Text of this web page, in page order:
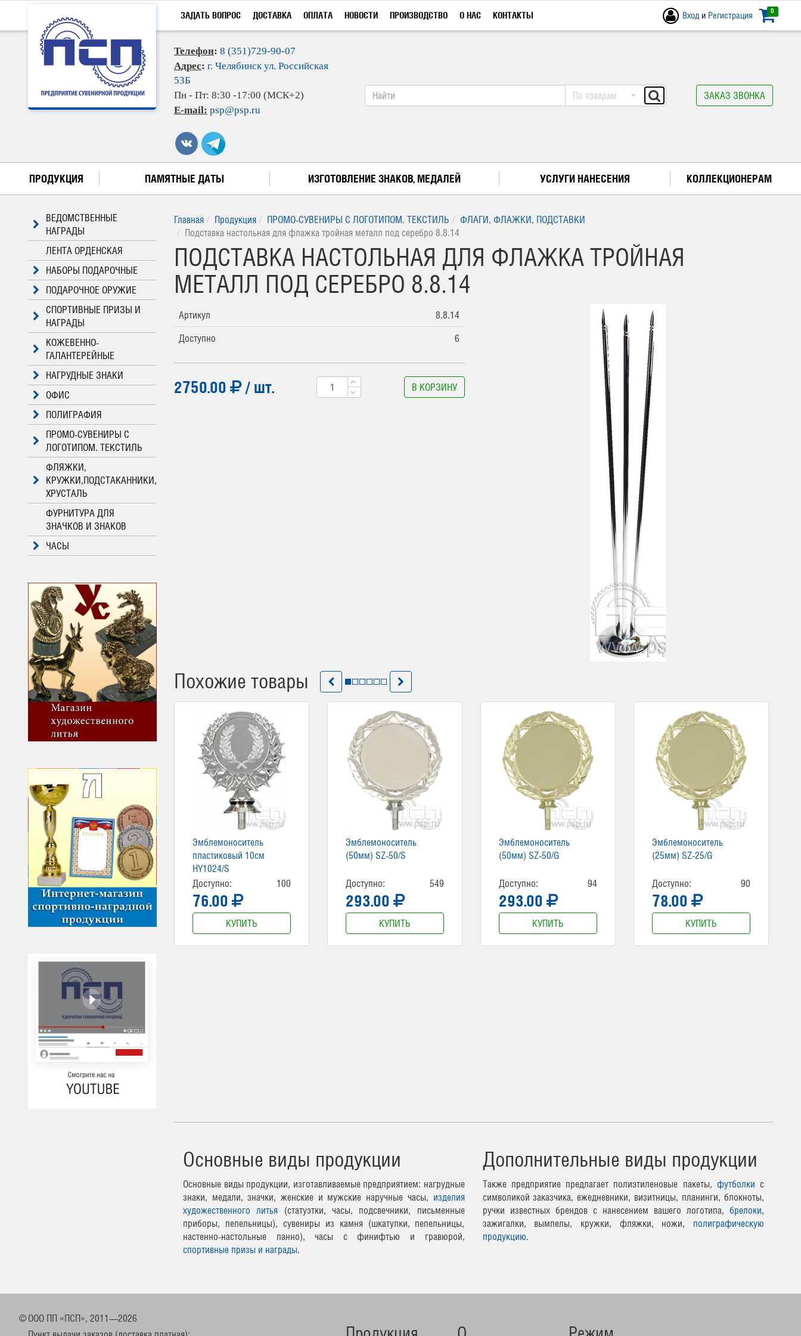
ЗАДАТЬ ВОПРОС ДОСТАВКА ОПЛАТА НОВОСТИ ПРОИЗВОДСТВО О НАС КОНТАКТЫ 0
Вход и Регистрация
Телефон: 8 (351)729-90-07
Адрес: г. Челябинск ул. Российская
53Б
Пн - Пт: 8:30 -17:00 (МСК+2)
E-mail: psp@psp.ru
По товарам ЗАКАЗ ЗВОНКА
ПРОДУКЦИЯ ПАМЯТНЫЕ ДАТЫ ИЗГОТОВЛЕНИЕ ЗНАКОВ, МЕДАЛЕЙ УСЛУГИ НАНЕСЕНИЯ КОЛЛЕКЦИОНЕРАМ
ВЕДОМСТВЕННЫЕ
НАГРАДЫ
ЛЕНТА ОРДЕНСКАЯ
НАБОРЫ ПОДАРОЧНЫЕ
ПОДАРОЧНОЕ ОРУЖИЕ
СПОРТИВНЫЕ ПРИЗЫ И
НАГРАДЫ
КОЖЕВЕННО-
ГАЛАНТЕРЕЙНЫЕ
НАГРУДНЫЕ ЗНАКИ
ОФИС
ПОЛИГРАФИЯ
ПРОМО-СУВЕНИРЫ С
ЛОГОТИПОМ. ТЕКСТИЛЬ
ФЛЯЖКИ,
КРУЖКИ,ПОДСТАКАННИКИ,
ХРУСТАЛЬ
ФУРНИТУРА ДЛЯ
ЗНАЧКОВ И ЗНАКОВ
ЧАСЫ
Главная Продукция ПРОМО-СУВЕНИРЫ С ЛОГОТИПОМ. ТЕКСТИЛЬ
ФЛАГИ, ФЛАЖКИ, ПОДСТАВКИ
Подставка настольная для флажка тройная металл под серебро 8.8.14
ПОДСТАВКА НАСТОЛЬНАЯ ДЛЯ ФЛАЖКА ТРОЙНАЯ
МЕТАЛЛ ПОД СЕРЕБРО 8.8.14
Артикул
8.8.14
Доступно
6
2750.00 / шт. В КОРЗИНУ
Похожие товары
Эмблемоноситель
пластиковый 10см
HY1024/S
Доступно:
100
76.00
КУПИТЬ
Эмблемоноситель
(50мм) SZ-50/S
Доступно: 549
293.00
КУПИТЬ
Эмблемоноситель
(50мм) SZ-50/G
Доступно: 94
293.00
КУПИТЬ
Эмблемоноситель
(25мм) SZ-25/G
Доступно: 90
78.00
КУПИТЬ
Основные виды продукции
Основные виды продукции, изготавливаемые предприятием: нагрудные
знаки, медали, значки, женские и мужские наручные часы, изделия
художественного литья (статуэтки, часы, подсвечники, письменные
приборы, пепельницы), сувениры из камня (шкатулки, пепельницы,
настенно-настольные панно), часы с финифтью и гравюрой,
спортивные призы и награды.
Дополнительные виды продукции
Также предприятие предлагает полиэтиленовые пакеты, футболки с
символикой заказчика, ежедневники, визитницы, планинги, блокноты,
ручки известных брендов с нанесением вашего логотипа, брелоки,
зажигалки, вымпелы, кружки, фляжки, ножи, полиграфическую
продукцию.
© ООО ПП «ПСП», 2011—2026